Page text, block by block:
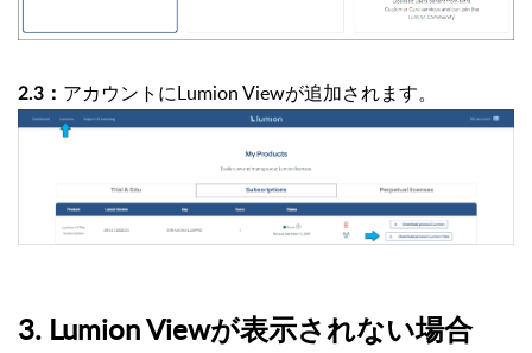
2.3： アカウントにLumion Viewが追加されます。
3. Lumion Viewが表示されない場合